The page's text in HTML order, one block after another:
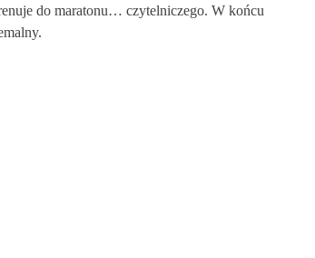
do maratonu… czytelniczego. W końcu